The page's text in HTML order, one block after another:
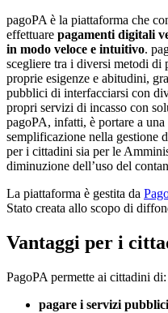
pagoPA è la piattaforma che
effettuare pagamenti digitali
in modo veloce e intuitivo.
scegliere tra i diversi metodi di
proprie esigenze e abitudini,
pubblici di interfacciarsi con
propri servizi di incasso con
pagoPA, infatti, è portare a
semplificazione nella gestione
per i cittadini sia per le
diminuzione dell’uso del
La piattaforma è gestita da
Stato creata allo scopo di
Vantaggi per i
PagoPA permette ai cittadini di:
pagare i servizi pubblici